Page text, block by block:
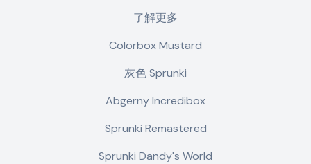
了解更多
Colorbox Mustard
灰色 Sprunki
Abgerny Incredibox
Sprunki Remastered
Sprunki Dandy's World